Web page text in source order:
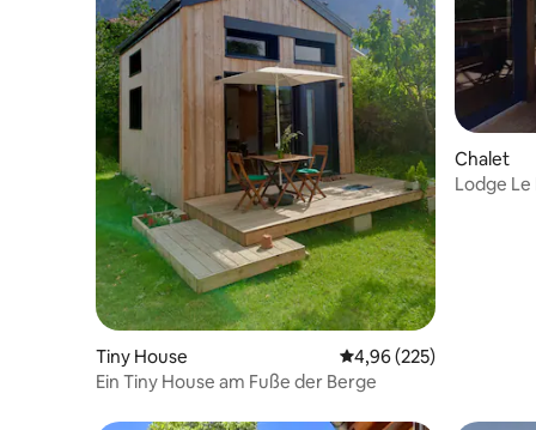
Tiny House Durchschnittliche
4,96 (225)
Ein Tiny House am Fuße der Berge
Chalet
Lodge